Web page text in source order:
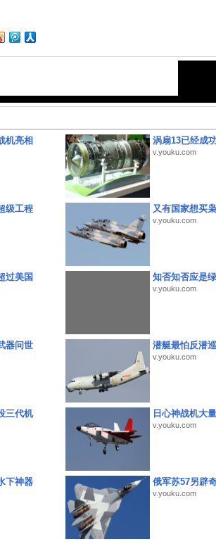
机亮相 涡扇13已经成
v.youku.com
级工程 又有国家想买
v.youku.com
过美国 知否知否应是
v.youku.com
器问世 潜艇最怕反潜
v.youku.com
三代机 日心神战机大
v.youku.com
下神器 俄军苏57另辟
v.youku.com